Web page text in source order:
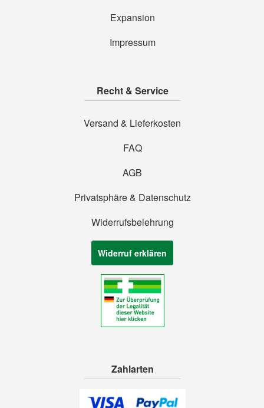
Expansion
Impressum
Recht & Service
Versand & Lieferkosten
FAQ
AGB
Privatsphäre & Datenschutz
Widerrufsbelehrung
Widerruf erklären
Zahlarten